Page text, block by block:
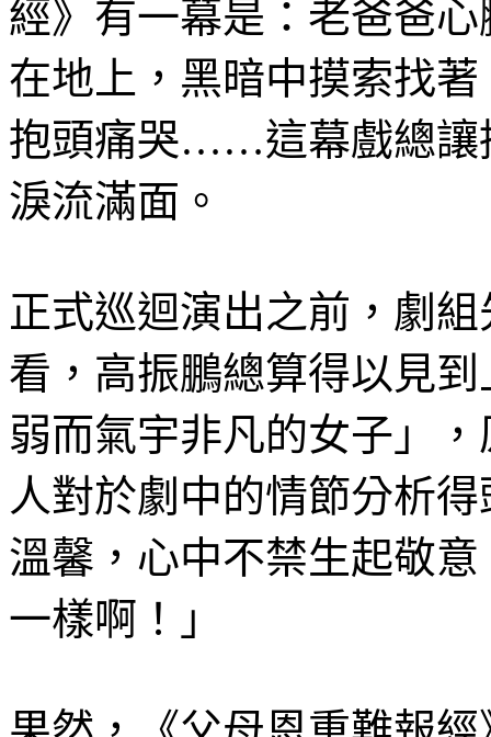
經》有一幕是：老爸爸
在地上，黑暗中摸索找
抱頭痛哭……這幕戲總讓
淚流滿面。
正式巡迴演出之前，劇
看，高振鵬總算得以見
弱而氣宇非凡的女子」
人對於劇中的情節分析
溫馨，心中不禁生起敬
一樣啊！」